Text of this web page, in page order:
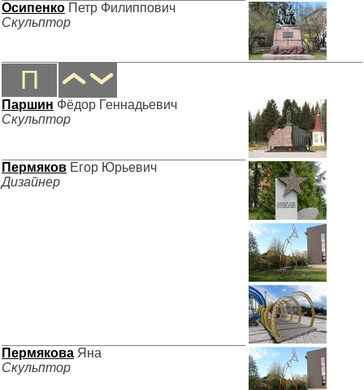
Осипенко Петр Филиппович
Скульптор
П
Паршин Фёдор Геннадьевич
Скульптор
Пермяков Егор Юрьевич
Дизайнер
Пермякова Яна
Скульптор